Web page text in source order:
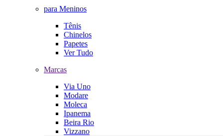
para Meninos
Tênis
Chinelos
Papetes
Ver Tudo
Marcas
Via Uno
Modare
Moleca
Ipanema
Beira Rio
Vizzano